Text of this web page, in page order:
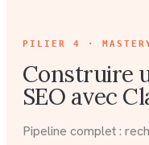
PILIER 4 ·
Construire
SEO avec
Pipeline complet :